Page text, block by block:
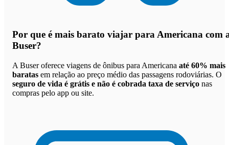
Por que é mais barato viajar para Americana com
Buser?
A Buser oferece viagens de ônibus para Americana até 60% mais
baratas em relação ao preço médio das passagens rodoviárias. O
seguro de vida é grátis e não é cobrada taxa de serviço nas
compras pelo app ou site.